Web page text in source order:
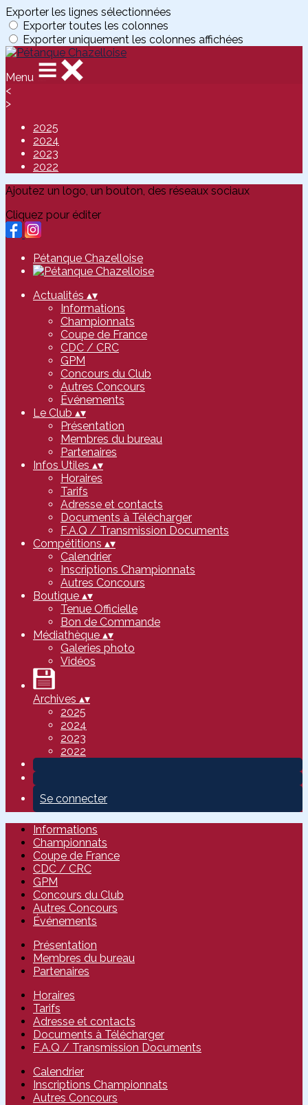
Exporter les lignes sélectionnées
Exporter toutes les colonnes
Exporter uniquement les colonnes affichées
Menu
<
>
2025
2024
2023
2022
Ajoutez un logo, un bouton, des réseaux sociaux
Cliquez pour éditer
Pétanque Chazelloise
Actualités ▴▾
Informations
Championnats
Coupe de France
CDC / CRC
GPM
Concours du Club
Autres Concours
Événements
Le Club ▴▾
Présentation
Membres du bureau
Partenaires
Infos Utiles ▴▾
Horaires
Tarifs
Adresse et contacts
Documents à Télécharger
F.A.Q / Transmission Documents
Compétitions ▴▾
Calendrier
Inscriptions Championnats
Autres Concours
Boutique ▴▾
Tenue Officielle
Bon de Commande
Médiathèque ▴▾
Galeries photo
Vidéos
Archives ▴▾
2025
2024
2023
2022
Se connecter
Informations
Championnats
Coupe de France
CDC / CRC
GPM
Concours du Club
Autres Concours
Événements
Présentation
Membres du bureau
Partenaires
Horaires
Tarifs
Adresse et contacts
Documents à Télécharger
F.A.Q / Transmission Documents
Calendrier
Inscriptions Championnats
Autres Concours